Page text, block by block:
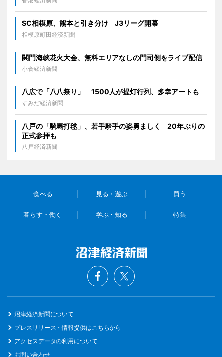
SC相模原、熊本と引き分け J3リーグ開幕
相模原町田経済新聞
関門海峡花火大会、無料エリアなしの門司側をライブ配信
小倉経済新聞
八広で「八八祭り」 1500人が提灯行列、多幸アートも
すみだ経済新聞
八戸の「騎馬打毬」、若手騎手の姿勇ましく 20年ぶりの
正式参拝も
八戸経済新聞
食べる 見る・遊ぶ 買う
暮らす・働く 学ぶ・知る 特集
沼津経済新聞について
プレスリリース・情報提供はこちらから
アクセスデータの利用について
お問い合わせ